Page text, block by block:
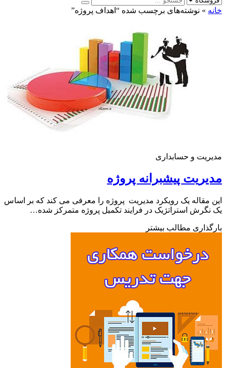
»نوشته‌های برچسب شده “اهداف پروژه”
و حسابداری
پیشبرانه پروژه
مقاله یک رویکرد مدیریت پروژه را معرفی می کند که بر اساس
استراتژیک در فرایند تکمیل پروژه متمرکز شده…
مطالب بیشتر